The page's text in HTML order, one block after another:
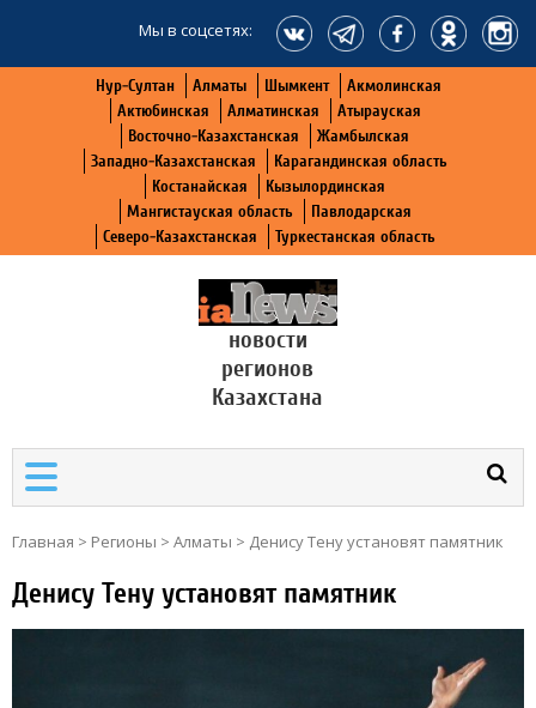
Мы в соцсетях:
Нур-Султан Алматы Шымкент
Акмолинская
Актюбинская
Алматинская
Атырауская
Восточно-Казахстанская
Жамбылская
Западно-Казахстанская
Карагандинская область
Костанайская
Кызылординская
Мангистауская область
Павлодарская
Северо-Казахстанская
Туркестанская область
новости
регионов
Казахстана
Главная > Регионы > Алматы > Денису Тену установят памятник
Денису Тену установят памятник